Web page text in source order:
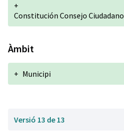
+
Constitución Consejo Ciudadano
Àmbit
+ Municipi
Versió 13 de 13